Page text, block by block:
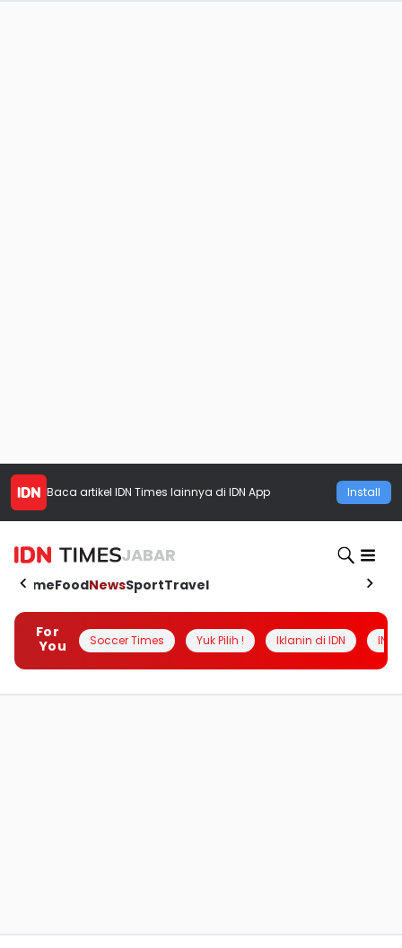
Baca artikel IDN Times lainnya di IDN App Install
JABAR
HomeFoodNewsSportTravel
For
You
Soccer Times Yuk Pilih ! Iklanin di IDN